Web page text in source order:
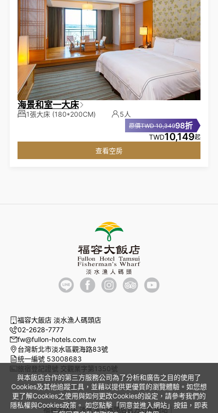
海景和室一大床
1張大床 (180*200CM) 5人
原價TWD 10,34998折
TWD10,149起
查看空房
與本飯店合作的第三方服務公司為了分析和廣告之目的使用了
Cookies及其他追蹤工具，並藉以提供更優質的瀏覽體驗。如您想
更了解Cookies之使用與如何更改Cookies的設定，請參考我們的
隱私權與Cookies政策。 如您點擊「同意並進入網站」按鈕，即表
福容大飯店 淡水漁人碼頭店
02-2628-7777
fw@fullon-hotels.com.tw
台灣新北市淡水區觀海路83號
統一編號 53008683
旅宿登記證號 交觀業字第1350號
福容大飯店 淡水漁人碼頭店官方訂房網站｜